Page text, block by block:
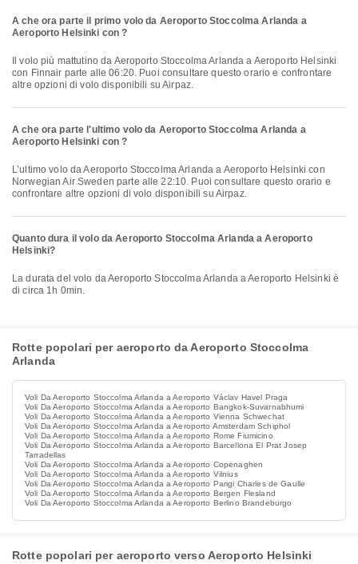
A che ora parte il primo volo da Aeroporto Stoccolma Arlanda a
Aeroporto Helsinki con ?
con Finnair parte alle 06:20. Puoi consultare questo orario e confrontare
altre opzioni di volo disponibili su Airpaz.
A che ora parte l'ultimo volo da Aeroporto Stoccolma Arlanda a
Aeroporto Helsinki con ?
L’ultimo volo da Aeroporto Stoccolma Arlanda a Aeroporto Helsinki con
Norwegian Air Sweden parte alle 22:10. Puoi consultare questo orario e
confrontare altre opzioni di volo disponibili su Airpaz.
Quanto dura il volo da Aeroporto Stoccolma Arlanda a Aeroporto
Helsinki?
La durata del volo da Aeroporto Stoccolma Arlanda a Aeroporto Helsinki è
di circa 1h 0min.
Rotte popolari per aeroporto da Aeroporto Stoccolma
Arlanda
Voli Da Aeroporto Stoccolma Arlanda a Aeroporto Václav Havel Praga
Voli Da Aeroporto Stoccolma Arlanda a Aeroporto Bangkok-Suvarnabhumi
Voli Da Aeroporto Stoccolma Arlanda a Aeroporto Vienna Schwechat
Voli Da Aeroporto Stoccolma Arlanda a Aeroporto Amsterdam Schiphol
Voli Da Aeroporto Stoccolma Arlanda a Aeroporto Rome Fiumicino
Voli Da Aeroporto Stoccolma Arlanda a Aeroporto Barcellona El Prat Josep
Tarradellas
Voli Da Aeroporto Stoccolma Arlanda a Aeroporto Copenaghen
Voli Da Aeroporto Stoccolma Arlanda a Aeroporto Vilnius
Voli Da Aeroporto Stoccolma Arlanda a Aeroporto Parigi Charles de Gaulle
Voli Da Aeroporto Stoccolma Arlanda a Aeroporto Bergen Flesland
Voli Da Aeroporto Stoccolma Arlanda a Aeroporto Berlino Brandeburgo
Rotte popolari per aeroporto verso Aeroporto Helsinki